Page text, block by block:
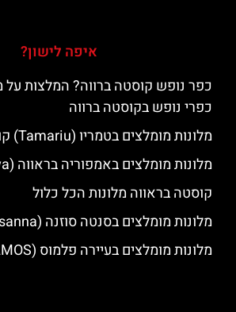
איפה לישון?
כפר נופש קוסטה ברווה? המלצות על
כפרי נופש בקוסטה ברווה
מלונות מומלצים בטמריו (Tamariu) קוסטה בראווה
מלונות מומלצים באמפוריה בראווה (Empuriabrava)
קוסטה בראווה מלונות הכל כלול
מלונות מומלצים בסנטה סוזנה (Santa Susanna)
מלונות מומלצים בעיירה פלמוס (PALAMOS)